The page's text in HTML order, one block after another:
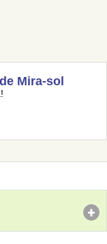
Mira-sol